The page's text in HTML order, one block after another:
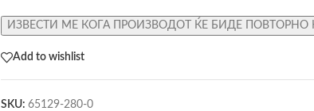
ИЗВЕСТИ МЕ КОГА ПРОИЗВОДОТ ЌЕ БИДЕ ПОВТОРНО
Add to wishlist
SKU: 65129-280-0